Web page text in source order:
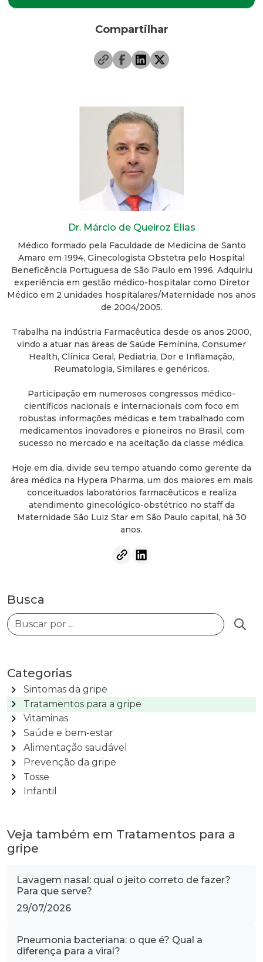
Compartilhar
Dr. Márcio de Queiroz Elias
Médico formado pela Faculdade de Medicina de Santo
Amaro em 1994, Ginecologista Obstetra pelo Hospital
Beneficência Portuguesa de São Paulo em 1996. Adquiriu
experiência em gestão médico-hospitalar como Diretor
Médico em 2 unidades hospitalares/Maternidade nos anos
de 2004/2005.
Trabalha na indústria Farmacêutica desde os anos 2000,
vindo a atuar nas áreas de Saúde Feminina, Consumer
Health, Clínica Geral, Pediatria, Dor e Inflamação,
Reumatologia, Similares e genéricos.
Participação em numerosos congressos médico-
científicos nacionais e internacionais com foco em
robustas informações médicas e tem trabalhado com
medicamentos inovadores e pioneiros no Brasil, com
sucesso no mercado e na aceitação da classe médica.
Hoje em dia, divide seu tempo atuando como gerente da
área médica na Hypera Pharma, um dos maiores em mais
conceituados laboratórios farmacêuticos e realiza
atendimento ginecológico-obstétrico no staff da
Maternidade São Luiz Star em São Paulo capital, há 30
anos.
Busca
Categorias
chevron_right Sintomas da gripe
chevron_right Tratamentos para a gripe
chevron_right Vitaminas
chevron_right Saúde e bem-estar
chevron_right Alimentação saudável
chevron_right Prevenção da gripe
chevron_right Tosse
chevron_right Infantil
Veja também em Tratamentos para a
gripe
Lavagem nasal: qual o jeito correto de fazer?
Para que serve?
29/07/2026
Pneumonia bacteriana: o que é? Qual a
diferença para a viral?